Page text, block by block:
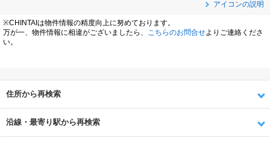
アイコンの説明
※CHINTAIは物件情報の精度向上に努めております。
万が一、物件情報に相違がございましたら、
こちらのお問合せよりご連絡くださ
い。
住所から再検索
沿線・最寄り駅から再検索